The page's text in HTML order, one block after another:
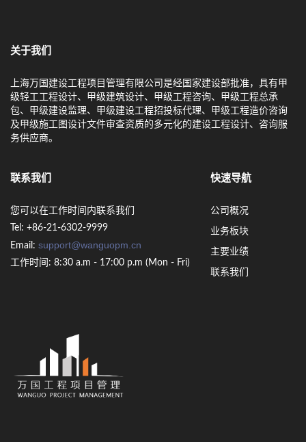
关于我们
上海万国建设工程项目管理有限公司是经国家建设部批准，具有甲
级轻工工程设计、甲级建筑设计、甲级工程咨询、甲级工程总承
包、甲级建设监理、甲级建设工程招投标代理、甲级工程造价咨询
及甲级施工图设计文件审查资质的多元化的建设工程设计、咨询服
务供应商。
联系我们
您可以在工作时间内联系我们
Tel: +86-21-6302-9999
Email: support@wanguopm.cn
工作时间: 8:30 a.m - 17:00 p.m (Mon - Fri)
快速导航
公司概况
业务板块
主要业绩
联系我们